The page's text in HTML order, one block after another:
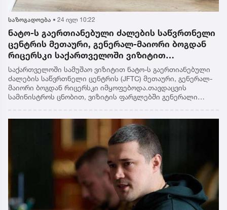
საზოგადოება • 24 ივლ 10:22
ნატო-ს გაერთიანებული ძალების საწვრთნელი
ცენტრის მეთაური, გენერალ-მაიორი ბოგდან
რიცერსკი საქართველოში ვიზიტით
იმყოფებოდა
საქართველოში სამუშაო ვიზიტით ნატო-ს გაერთიანებული
ძალების საწვრთნელი ცენტრის (JFTC) მეთაური, გენერალ-
მაიორი ბოგდან რიცერსკი იმყოფებოდა.თავდაცვის
სამინისტროს ცნობით, ვიზიტის ფარგლებში გენერალი
თავდაცვის ძალების შესაძლებლობებსა და
თანამშრომლობის განვითარების პერსპექტივებზე
ისაუბრეს.ნატო-ს გაერთიანებული ძალების საწვრთნელი
ცენტრის მეთაურს ნატო-საქართველოს წვრთნებისა და
შეფასების ერთობლივმა ცენტრმა (JTEC) უმასპინძლა.
კრწანისში ვიზიტისას გენერალ-მაიორ ბოგდან რიცერსკის
JTEC-ის მეთაურმა, პოლკოვნიკმა დავით გაგუამ
საინფორმაციო ბრიფინგი წარუდგინა და ცენტრის ისტორია,
მიზნები, ამოცანები, განხორციელებული პროექტები და
გეგმები გააცნო. შეხვედრაზე ხაზი გაესვა საწვრთნელ